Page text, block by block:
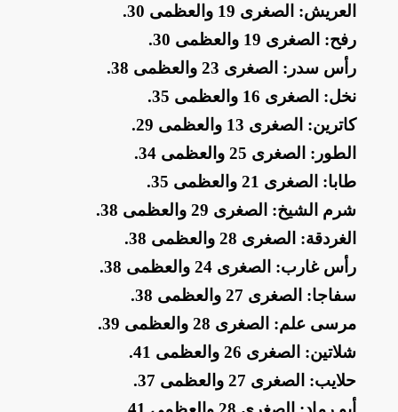
​العريش: الصغرى 19 والعظمى 30
.
​رفح: الصغرى 19 والعظمى 30
.
​رأس سدر: الصغرى 23 والعظمى 38
.
​نخل: الصغرى 16 والعظمى 35
.
​كاترين: الصغرى 13 والعظمى 29
.
​الطور: الصغرى 25 والعظمى 34
.
​طابا: الصغرى 21 والعظمى 35
.
​شرم الشيخ: الصغرى 29 والعظمى 38
.
​الغردقة: الصغرى 28 والعظمى 38
.
​رأس غارب: الصغرى 24 والعظمى 38
.
​سفاجا: الصغرى 27 والعظمى 38
.
​مرسى علم: الصغرى 28 والعظمى 39
.
​شلاتين: الصغرى 26 والعظمى 41
.
​حلايب: الصغرى 27 والعظمى 37
.